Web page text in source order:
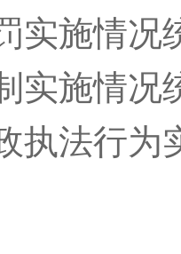
实施情况
实施情况
执法行为